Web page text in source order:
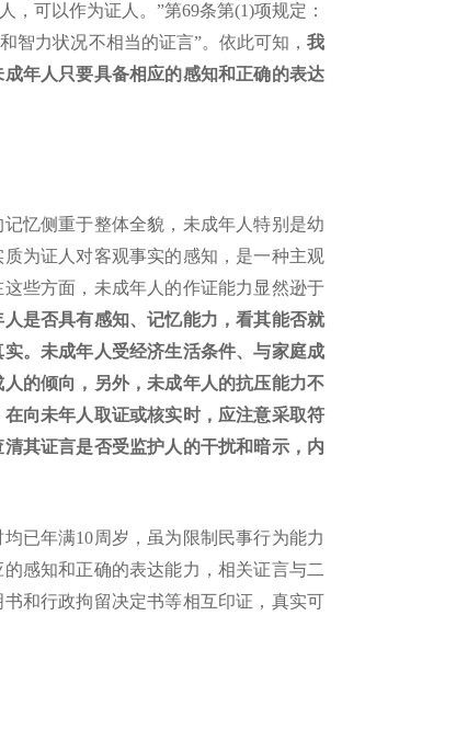
可以作为证人。”第69条第(1)项规定：
智力状况不相当的证言”。依此可知， 我
年人只要具备相应的感知和正确的表达
忆侧重于整体全貌，未成年人特别是幼
为证人对客观事实的感知，是一种主观
些方面，未成年人的作证能力显然逊于
是否具有感知、记忆能力，看其能否就
。未成年人受经济生活条件、与家庭成
的倾向，另外，未成年人的抗压能力不
在向未年人取证或核实时，应注意采取符
其证言是否受监护人的干扰和暗示，内
均已年满10周岁，虽为限制民事行为能力
感知和正确的表达能力，相关证言与二
和行政拘留决定书等相互印证，真实可